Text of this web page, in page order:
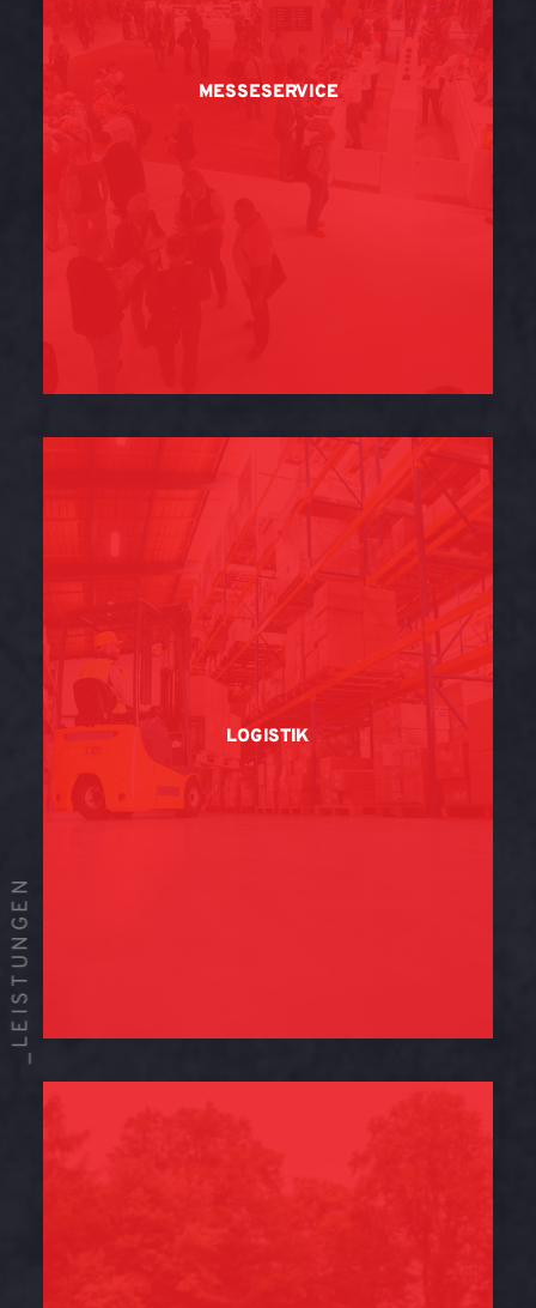
_LEISTUNGEN
MESSESERVICE
LOGISTIK